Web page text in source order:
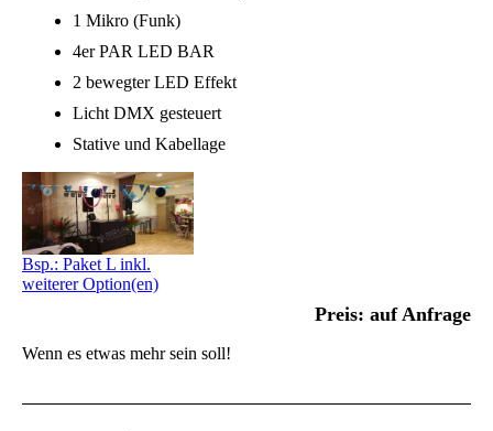
1 Mikro (Funk)
4er PAR LED BAR
2 bewegter LED Effekt
Licht DMX gesteuert
Stative und Kabellage
Bsp.: Paket L inkl.
weiterer Option(en)
Preis: auf Anfrage
Wenn es etwas mehr sein soll!